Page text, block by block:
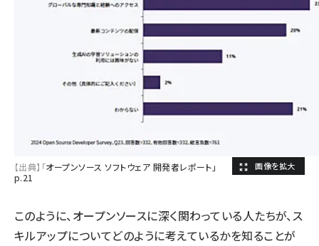
【出典】「オープンソース ソフトウェア 開発者レポート」
p.21
このように、オープンソースに深く関わっている人たちが、ス
キルアップについてどのように考えているかを知ることが